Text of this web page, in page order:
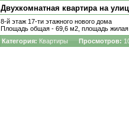
Двухкомнатная квартира на
8-й этаж 17-ти этажного нового дома
Площадь общая - 69,6 м2, площадь жилая
Категория: Квартиры Просмотров: